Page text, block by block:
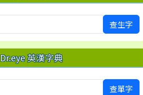
查生字
Dr.eye 英漢字典
查單字